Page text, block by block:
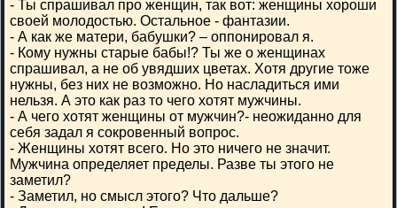
- Ты спрашивал про женщин, так вот: женщины хороши
своей молодостью. Остальное - фантазии.
- А как же матери, бабушки? – оппонировал я.
- Кому нужны старые бабы!? Ты же о женщинах
спрашивал, а не об увядших цветах. Хотя другие тоже
нужны, без них не возможно. Но насладиться ими
нельзя. А это как раз то чего хотят мужчины.
- А чего хотят женщины от мужчин?- неожиданно для
себя задал я сокровенный вопрос.
- Женщины хотят всего. Но это ничего не значит.
Мужчина определяет пределы. Разве ты этого не
заметил?
- Заметил, но смысл этого? Что дальше?